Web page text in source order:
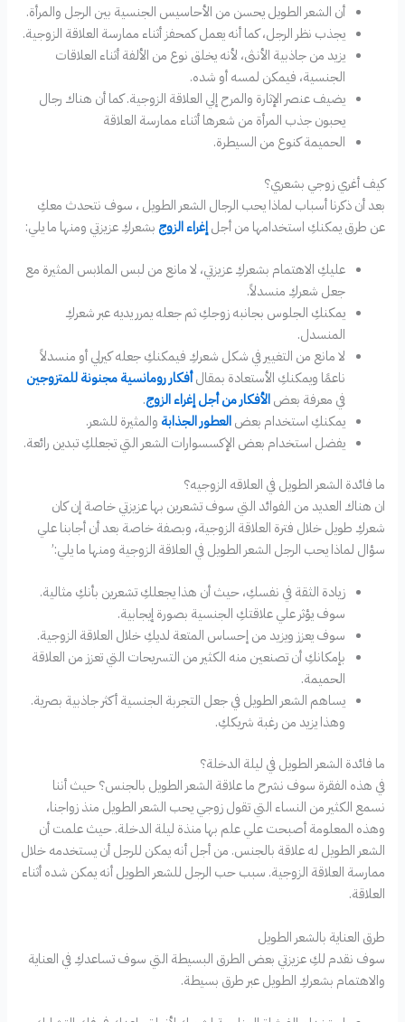
أن الشعر الطويل يحسن من الأحاسيس الجنسية بين الرجل والمرأة.
يجذب نظر الرجل، كما أنه يعمل كمحفز أثناء ممارسة العلاقة الزوجية.
يزيد من جاذبية الأنثى، لأنه يخلق نوع من الألفة أثناء العلاقات
الجنسية، فيمكن لمسه أو شده.
يضيف عنصر الإثارة والمرح إلي العلاقة الزوجية. كما أن هناك رجال
يحبون جذب المرأة من شعرها أثناء ممارسة العلاقة
الحميمة كنوع من السيطرة.
كيف أغري زوجي بشعري؟
بعد أن ذكرنا أسباب لماذا يحب الرجال الشعر الطويل ، سوف نتحدث معكِ
عن طرق يمكنكِ استخدامها من أجلإغراء الزوج بشعركِ عزيزتي ومنها ما يلي:
عليكِ الاهتمام بشعركِ عزيزتي، لا مانع من لبس الملابس المثيرة مع
جعل شعركِ منسدلاً.
يمكنكِ الجلوس بجانبه زوجكِ ثم جعله يمرر يديه عبر شعركِ
المنسدل.
لا مانع من التغيير في شكل شعركِ فيمكنكِ جعله كيرلي أو منسدلاً
ناعمًا ويمكنكِ الأستعادة بمقالأفكار رومانسية مجنونة للمتزوجين
في معرفة بعضالأفكار من أجل إغراء الزوج.
يمكنكِ استخدام بعضالعطور الجذابة والمثيرة للشعر.
يفضل استخدام بعض الإكسسوارات الشعر التي تجعلكِ تبدين رائعة.
ما فائدة الشعر الطويل في العلاقه الزوجيه؟
ان هناك العديد من الفوائد التي سوف تشعرين بها عزيزتي خاصة إن كان
شعركِ طويل خلال فترة العلاقة الزوجية، وبصفة خاصة بعد أن أجابنا علي
سؤال لماذا يحب الرجل الشعر الطويل في العلاقة الزوجية ومنها ما يلي:’
زيادة الثقة في نفسكِ، حيث أن هذا يجعلكِ تشعرين بأنكِ مثالية.
سوف يؤثر علي علاقتكِ الجنسية بصورة إيجابية.
سوف يعزز ويزيد من إحساس المتعة لديكِ خلال العلاقة الزوجية.
بإمكانكِ أن تصنعين منه الكثير من التسريحات التي تعزز من العلاقة
الحميمة.
يساهم الشعر الطويل في جعل التجربة الجنسية أكثر جاذبية بصرية.
وهذا يزيد من رغبة شريككِ.
ما فائدة الشعر الطويل في ليلة الدخلة؟
في هذه الفقرة سوف نشرح ما علاقة الشعر الطويل بالجنس؟ حيث أننا
نسمع الكثير من النساء التي تقول زوجي يحب الشعر الطويل منذ زواجنا،
وهذه المعلومة أصبحت علي علم بها منذة ليلة الدخلة. حيث علمت أن
الشعر الطويل له علاقة بالجنس. من أجل أنه يمكن للرجل أن يستخدمه خلال
ممارسة العلاقة الزوجية. سبب حب الرجل للشعر الطويل أنه يمكن شده أثناء
العلاقة.
طرق العناية بالشعر الطويل
سوف نقدم لكِ عزيزتي بعض الطرق البسيطة التي سوف تساعدكِ في العناية
والاهتمام بشعركِ الطويل عبر طرق بسيطة.